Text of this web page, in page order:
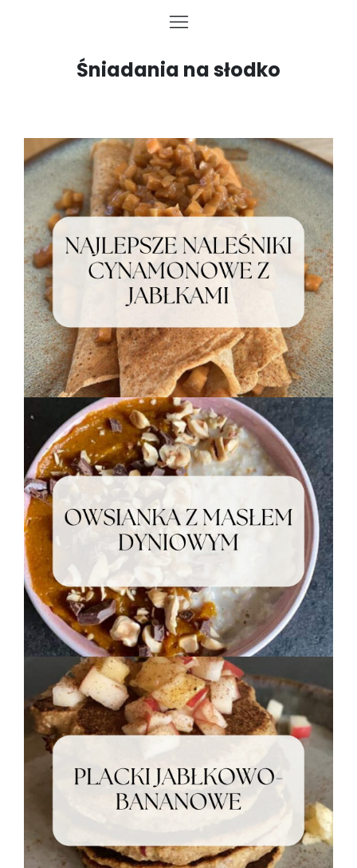
Śniadania na słodko